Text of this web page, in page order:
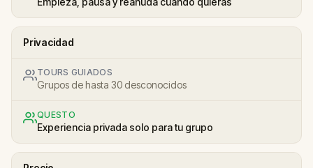
Privacidad
TOURS GUIADOS
Grupos de hasta 30 desconocidos
QUESTO
Experiencia privada solo para tu grupo